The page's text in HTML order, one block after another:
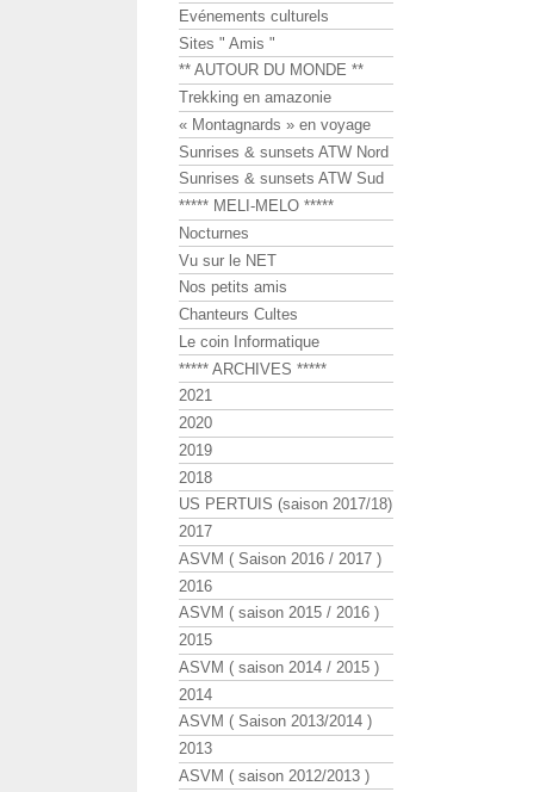
Evénements culturels
Sites " Amis "
** AUTOUR DU MONDE **
Trekking en amazonie
« Montagnards » en voyage
Sunrises & sunsets ATW Nord
Sunrises & sunsets ATW Sud
***** MELI-MELO *****
Nocturnes
Vu sur le NET
Nos petits amis
Chanteurs Cultes
Le coin Informatique
***** ARCHIVES *****
2021
2020
2019
2018
US PERTUIS (saison 2017/18)
2017
ASVM ( Saison 2016 / 2017 )
2016
ASVM ( saison 2015 / 2016 )
2015
ASVM ( saison 2014 / 2015 )
2014
ASVM ( Saison 2013/2014 )
2013
ASVM ( saison 2012/2013 )